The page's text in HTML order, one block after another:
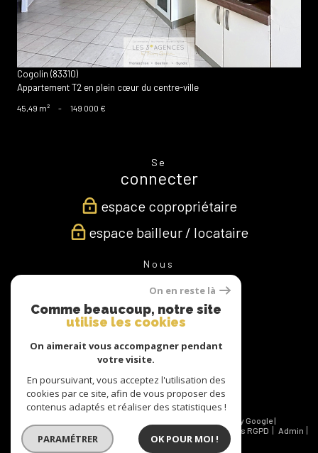
Cogolin (83310)
Appartement T2 en plein cœur du centre-ville
45,49 m² - 149 000 €
Se
connecter
espace copropriétaire
espace bailleur / locataire
Nous
suivre
Nous
adhérons
© 2026 | Tous droits réservés | Traduction powered by Google |
Nos honoraires
Plan du site Mentions légales Politiques RGPD
Admin
Partenaires
Politique RGPD Cookies
On en reste là
Comme beaucoup, notre site
utilise les cookies
On aimerait vous accompagner pendant
votre visite.
En poursuivant, vous acceptez l'utilisation des
cookies par ce site, afin de vous proposer des
contenus adaptés et réaliser des statistiques !
PARAMÉTRER OK POUR MOI !